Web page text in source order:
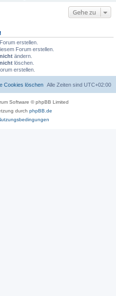
Gehe zu
erstellen.
Forum erstellen.
nicht ändern.
nicht löschen.
erstellen.
Alle Zeiten sind UTC+02:00
Cookies löschen
Software © phpBB Limited
durch phpBB.de